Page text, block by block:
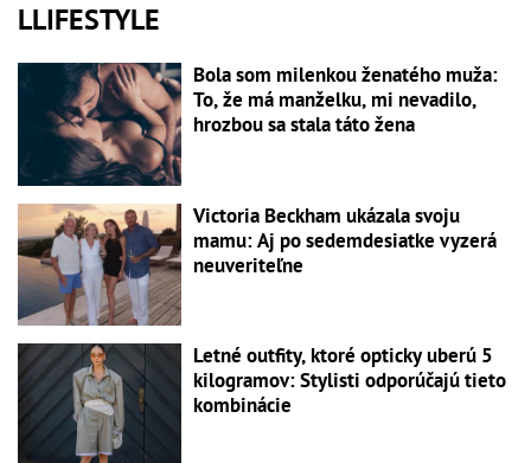
LLIFESTYLE
Bola som milenkou ženatého muža:
To, že má manželku, mi nevadilo,
hrozbou sa stala táto žena
Victoria Beckham ukázala svoju
mamu: Aj po sedemdesiatke vyzerá
neuveriteľne
Letné outfity, ktoré opticky uberú 5
kilogramov: Stylisti odporúčajú tieto
kombinácie